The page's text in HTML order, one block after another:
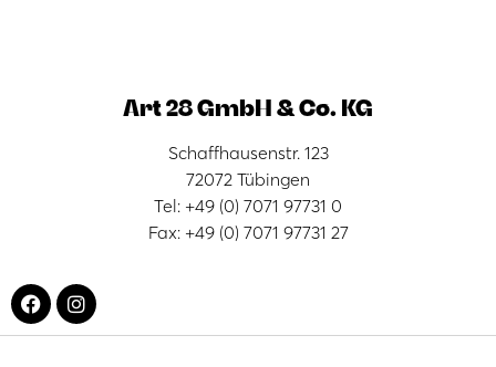
Art 28 GmbH & Co. KG
Schaffhausenstr. 123
72072 Tübingen
Tel: +49 (0) 7071 97731 0
Fax: +49 (0) 7071 97731 27